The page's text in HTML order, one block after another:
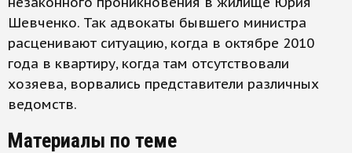
Шевченко. Так адвокаты бывшего министра
расценивают ситуацию, когда в октябре 2010
года в квартиру, когда там отсутствовали
хозяева, ворвались представители различных
ведомств.
Материалы по теме